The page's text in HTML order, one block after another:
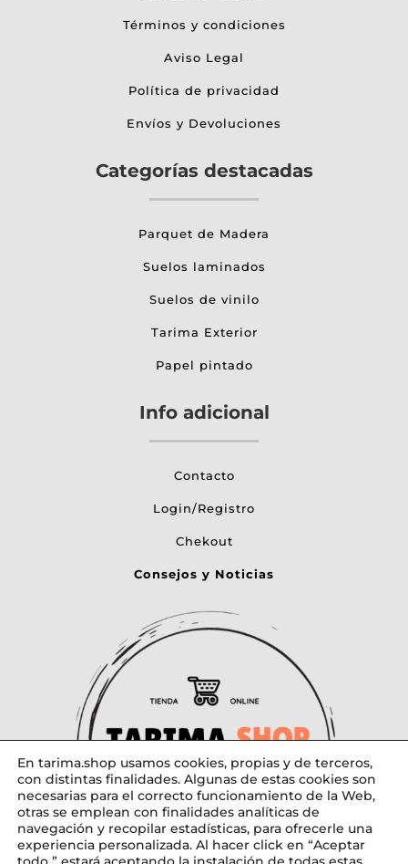
Términos y condiciones
Aviso Legal
Política de privacidad
Envíos y Devoluciones
Categorías destacadas
Parquet de Madera
Suelos laminados
Suelos de vinilo
Tarima Exterior
Papel pintado
Info adicional
Contacto
Login/Registro
Chekout
Consejos y Noticias
En tarima.shop usamos cookies, propias y de terceros,
con distintas finalidades. Algunas de estas cookies son
necesarias para el correcto funcionamiento de la Web,
otras se emplean con finalidades analíticas de
navegación y recopilar estadísticas, para ofrecerle una
experiencia personalizada. Al hacer click en “Aceptar